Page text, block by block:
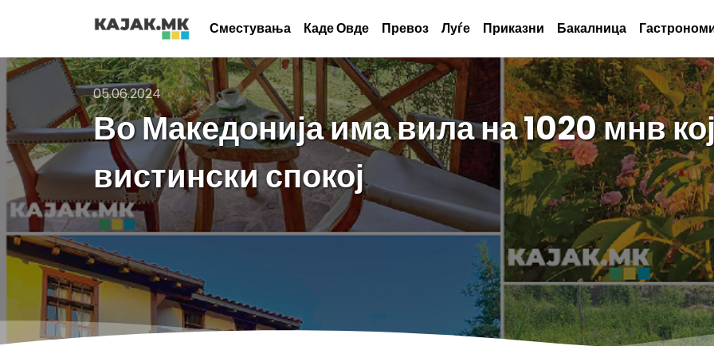
Сместувања Каде Овде Превоз Луѓе Приказни Бакалница
05.06.2024
Во Македонија има вила на 1020 мнв
вистински спокој